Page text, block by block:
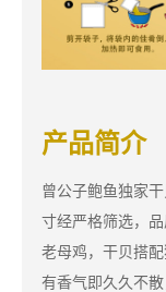
产品简介
曾公子鲍鱼独家
寸经严格筛选，
老母鸡，干贝搭
有香气即久久不